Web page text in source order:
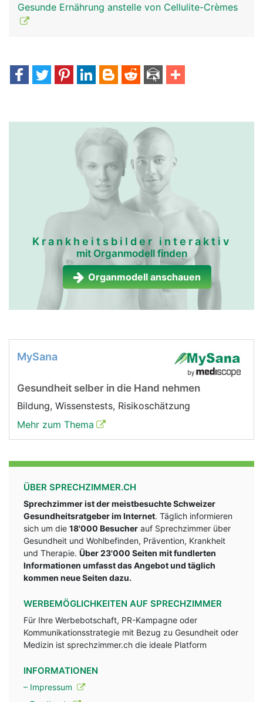
Gesunde Ernährung anstelle von Cellulite-Crèmes
Krankheitsbilder interaktiv
mit Organmodell finden
Organmodell anschauen
MySana
Gesundheit selber in die Hand nehmen
Bildung, Wissenstests, Risikoschätzung
Mehr zum Thema
ÜBER SPRECHZIMMER.CH
Sprechzimmer ist der meistbesuchte Schweizer
Gesundheitsratgeber im Internet. Täglich informieren
sich um die 18'000 Besucher auf Sprechzimmer über
Gesundheit und Wohlbefinden, Prävention, Krankheit
und Therapie. Über 23'000 Seiten mit fundlerten
Informationen umfasst das Angebot und täglich
kommen neue Seiten dazu.
WERBEMÖGLICHKEITEN AUF SPRECHZIMMER
Für Ihre Werbebotschaft, PR-Kampagne oder
Kommunikationsstrategie mit Bezug zu Gesundheit oder
Medizin ist sprechzimmer.ch die ideale Platform
INFORMATIONEN
– Impressum